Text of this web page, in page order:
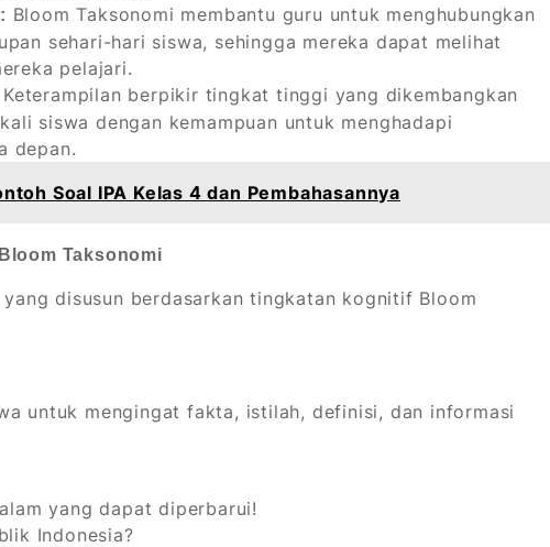
Bloom Taksonomi membantu guru untuk menghubungkan
sehari-hari siswa, sehingga mereka dapat melihat
pelajari.
Keterampilan berpikir tingkat tinggi yang dikembangkan
siswa dengan kemampuan untuk menghadapi
depan.
Soal IPA Kelas 4 dan Pembahasannya
Taksonomi
disusun berdasarkan tingkatan kognitif Bloom
untuk mengingat fakta, istilah, definisi, dan informasi
yang dapat diperbarui!
Indonesia?